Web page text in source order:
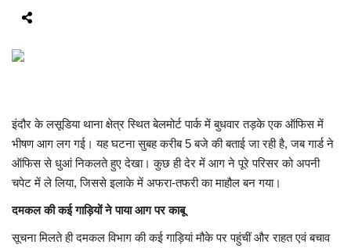
मध्यप्रदेश
छत्तीसगढ़
लाइफस्टाइल
इंदौर के लसूडिया थाना क्षेत्र स्थित बेलमोर्ट पार्क में बुधवार तड़के एक ऑफिस में
भीषण आग लग गई। यह घटना सुबह करीब 5 बजे की बताई जा रही है, जब गार्ड ने
ऑफिस से धुआं निकलते हुए देखा। कुछ ही देर में आग ने पूरे परिसर को अपनी
चपेट में ले लिया, जिससे इलाके में अफरा-तफरी का माहौल बन गया।
दमकल की कई गाड़ियों ने पाया आग पर काबू
सूचना मिलते ही दमकल विभाग की कई गाड़ियां मौके पर पहुंचीं और राहत एवं बचाव